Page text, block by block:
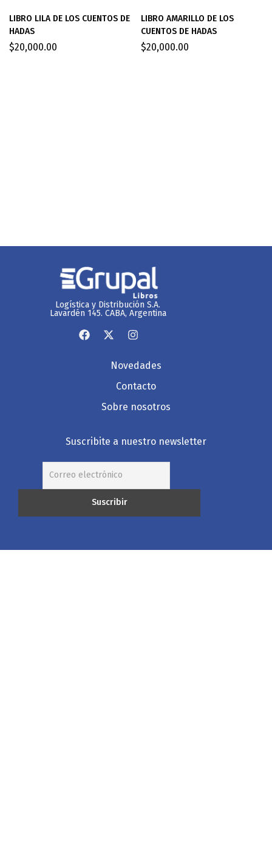
LIBRO LILA DE LOS CUENTOS DE
HADAS
$20,000.00
LIBRO AMARILLO DE LOS
CUENTOS DE HADAS
$20,000.00
Logística y Distribución S.A.
Lavardén 145. CABA, Argentina
Novedades
Contacto
Sobre nosotros
Suscribite a nuestro newsletter